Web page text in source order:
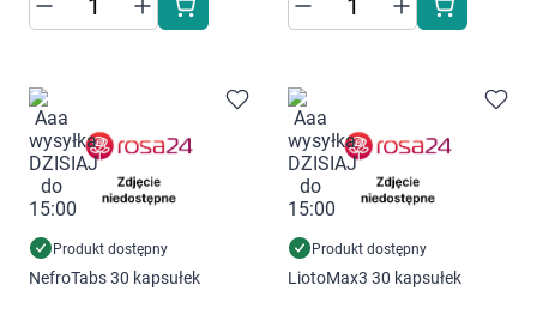
Produkt dostępny
NefroTabs 30 kapsułek
Produkt dostępny
LiotoMax3 30 kapsułek